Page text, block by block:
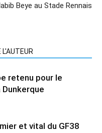
Beye au Stade Rennais
L'AUTEUR
retenu pour le
et vital du GF38